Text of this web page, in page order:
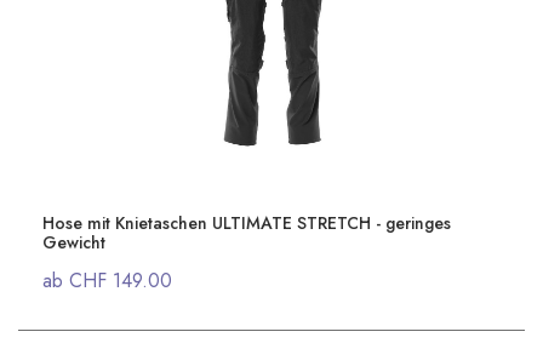
Hose mit Knietaschen ULTIMATE STRETCH - geringes
Gewicht
ab CHF 149.00